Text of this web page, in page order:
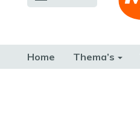
Home Thema’s